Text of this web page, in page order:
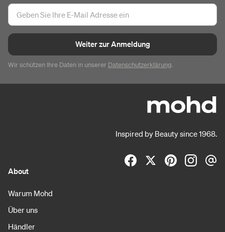
Weiter zur Anmeldung
Wir schützen Ihre Daten in unserer Datenschutzerklärung.
Inspired by Beauty since 1968.
About
Warum Mohd
Über uns
Händler